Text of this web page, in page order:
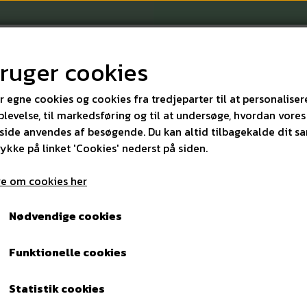
KONTAKT
Skraldestativ til
Varenummer: 9566
cookies
egne cookies og cookies fra tredjeparter til at
til markedsføring og til at undersøge, hvordan vores
anvendes af besøgende. Du kan altid tilbagekalde dit
på linket 'Cookies' nederst på siden.
om cookies her
Nødvendige cookies
Funktionelle cookies
Statistik cookies